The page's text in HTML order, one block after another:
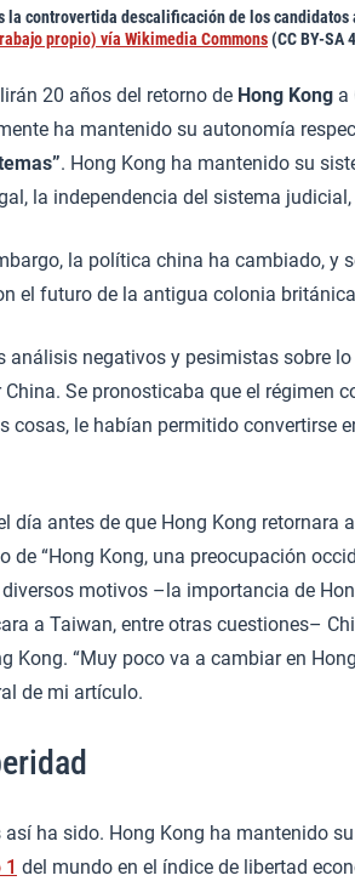
la controvertida descalificación de los
propio) vía Wikimedia Commons(CC BY-SA
20 años del retorno de Hong Kong a
ha mantenido su autonomía
. Hong Kong ha mantenido su
la independencia del sistema judicial,
la política china ha cambiado, y
el futuro de la antigua colonia
análisis negativos y pesimistas sobre
Se pronosticaba que el régimen
cosas, le habían permitido convertirse
día antes de que Hong Kong retornara
de “Hong Kong, una preocupación
motivos –la importancia de
a Taiwan, entre otras cuestiones–
Kong. “Muy poco va a cambiar en
de mi artículo.
ha sido. Hong Kong ha mantenido su
del mundo en el índice de libertad